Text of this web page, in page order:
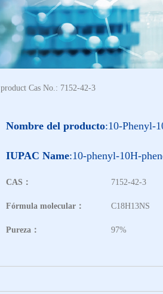
product Cas No.: 7152-42-3
Nombre del producto:10-Phenyl-
IUPAC Name:10-phenyl-10H-
CAS： 7152-42-3
Fórmula molecular： C18H13NS
Pureza： 97%